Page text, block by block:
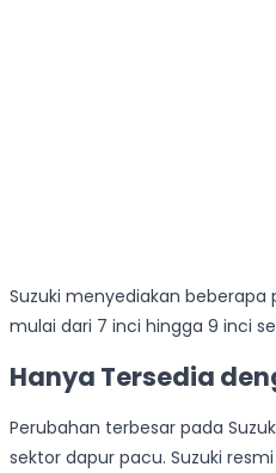
Suzuki menyediakan beberapa
mulai dari 7 inci hingga 9 inci
Hanya Tersedia
Perubahan terbesar pada
sektor dapur pacu. Suzuki